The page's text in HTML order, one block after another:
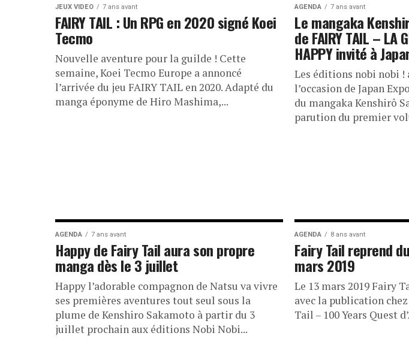
JEUX VIDEO 7 ans avant
FAIRY TAIL : Un RPG en 2020 signé Koei
Tecmo
Nouvelle aventure pour la guilde ! Cette
semaine, Koei Tecmo Europe a annoncé
l’arrivée du jeu FAIRY TAIL en 2020. Adapté du
manga éponyme de Hiro Mashima,...
AGENDA 7 ans avant
Le mangaka
de FAIRY TAIL – LA
HAPPY invité à
Les éditions nobi nobi !
l’occasion de Japan
du mangaka Kenshirô
parution du premier
AGENDA 7 ans avant
Happy de Fairy Tail aura son propre
manga dès le 3 juillet
Happy l’adorable compagnon de Natsu va vivre
ses premières aventures tout seul sous la
plume de Kenshiro Sakamoto à partir du 3
juillet prochain aux éditions Nobi Nobi...
AGENDA 8 ans avant
Fairy Tail reprend
mars 2019
Le 13 mars 2019 Fairy
avec la publication
Tail – 100 Years Quest